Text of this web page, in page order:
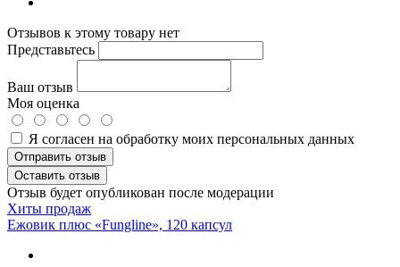
Отзывов к этому товару нет
Представьтесь
Ваш отзыв
Моя оценка
Я согласен на обработку моих персональных данных
Отправить отзыв
Оставить отзыв
Отзыв будет опубликован после модерации
Хиты продаж
Ежовик плюс «Fungline», 120 капсул